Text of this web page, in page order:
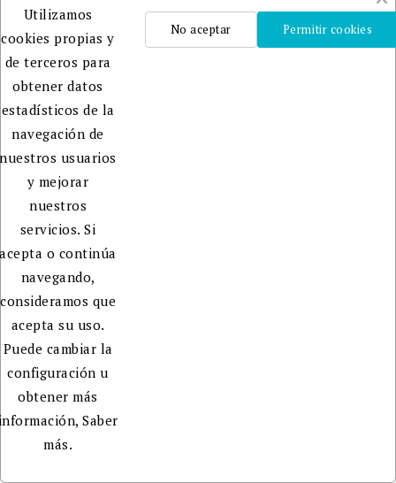
Utilizamos
cookies propias y
de terceros para
obtener datos
estadísticos de la
navegación de
nuestros usuarios
y mejorar
nuestros
servicios. Si
acepta o continúa
navegando,
consideramos que
acepta su uso.
Puede cambiar la
configuración u
obtener más
Saber
más.
Permitir cookies
No aceptar